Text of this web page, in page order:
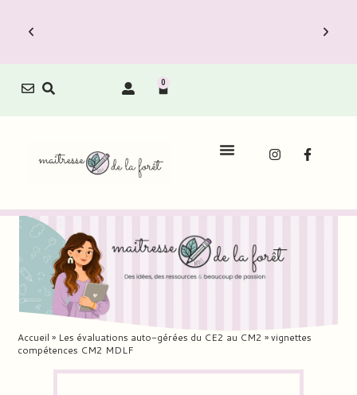
0
Accueil » Les évaluations auto-gérées du CE2 au CM2 »vignettes
compétences CM2 MDLF